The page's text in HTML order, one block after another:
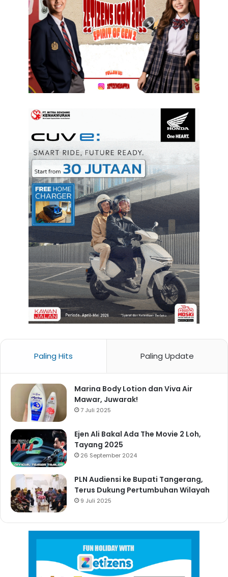
Paling Hits Paling Update
Marina Body Lotion dan Viva Air
Mawar, Juwarak!
7 Juli 2025
Ejen Ali Bakal Ada The Movie 2 Loh,
Tayang 2025
26 September 2024
PLN Audiensi ke Bupati Tangerang,
Terus Dukung Pertumbuhan Wilayah
9 Juli 2025